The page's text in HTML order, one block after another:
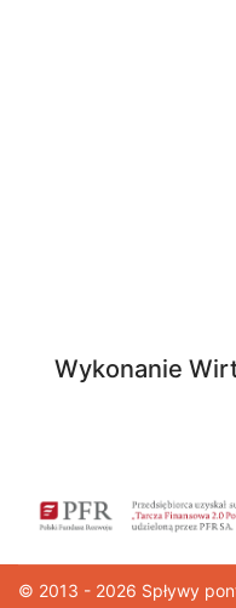
Wykonanie
© 2013 - 2026 Spływy